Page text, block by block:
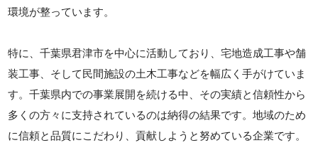
環境が整っています。
特に、千葉県君津市を中心に活動しており、宅地造成工事や舗
装工事、そして民間施設の土木工事などを幅広く手がけていま
す。千葉県内での事業展開を続ける中、その実績と信頼性から
多くの方々に支持されているのは納得の結果です。地域のため
に信頼と品質にこだわり、貢献しようと努めている企業です。